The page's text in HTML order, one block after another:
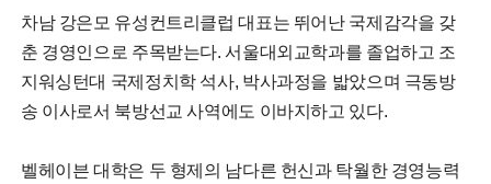
차남 강은모 유성컨트리클럽 대표는 뛰어난 국제감각을 갖
춘 경영인으로 주목받는다. 서울대외교학과를 졸업하고 조
지워싱턴대 국제정치학 석사, 박사과정을 밟았으며 극동방
송 이사로서 북방선교 사역에도 이바지하고 있다.
벨헤이븐 대학은 두 형제의 남다른 헌신과 탁월한 경영능력